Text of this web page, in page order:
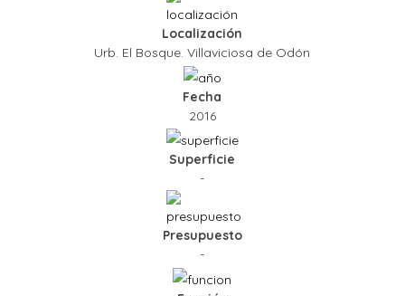
Localización
Urb. El Bosque. Villaviciosa de Odón
Fecha
2016
Superficie
-
Presupuesto
-